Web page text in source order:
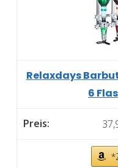
Relaxdays
6